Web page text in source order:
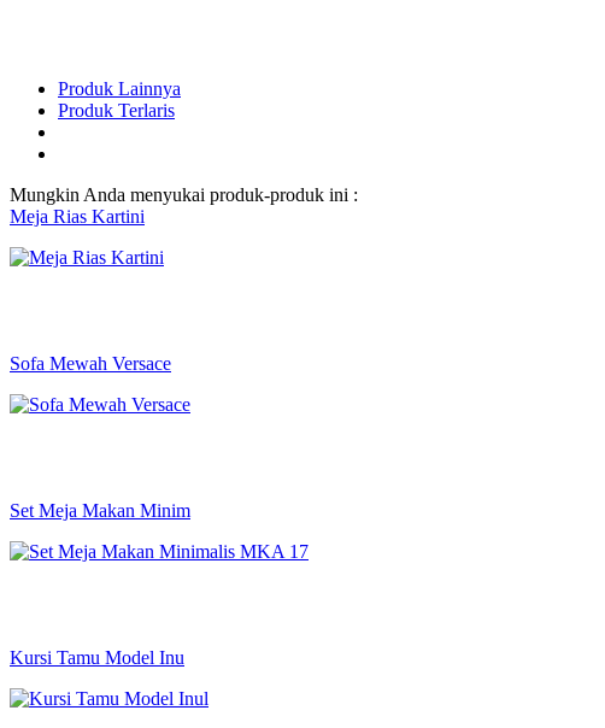
Produk Lainnya
Produk Terlaris
Mungkin Anda menyukai produk-produk ini :
Meja Rias Kartini
Sofa Mewah Versace
Set Meja Makan Minim
Kursi Tamu Model Inu